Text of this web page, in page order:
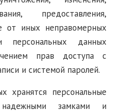
предоставления,
от иных неправомерных
персональных данных
прав доступа с
и системой паролей.
хранятся персональные
замками и